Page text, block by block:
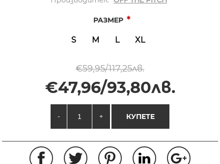
РАЗМЕР *
S M L XL
€59,95/117,25лв.
€47,96/93,80лв.
- + КУПЕТЕ